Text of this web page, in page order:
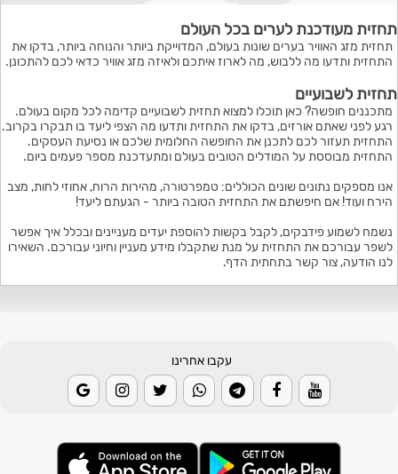
תחזית מעודכנת לערים בכל העולם
תחזית מזג האוויר בערים שונות בעולם, המדוייקת ביותר והנוחה ביותר, בדקו את
התחזית ותדעו מה ללבוש, מה לארוז איתכם ולאיזה מזג אוויר כדאי לכם להתכונן.
תחזית לשבועיים
מתכננים חופשה? כאן תוכלו למצוא תחזית לשבועיים קדימה לכל מקום בעולם.
רגע לפני שאתם אורזים, בדקו את התחזית ותדעו מה הצפי ליעד בו תבקרו בקרוב.
התחזית תעזור לכם לתכנן את החופשה החלומית שלכם או נסיעת העסקים.
התחזית מבוססת על המודלים הטובים בעולם ומתעדכנת מספר פעמים ביום.
אנו מספקים נתונים שונים הכוללים: טמפרטורה, מהירות הרוח, אחוזי לחות, מצב
הירח ועוד! אם חיפשתם את התחזית הטובה ביותר - הגעתם ליעד!
נשמח לשמוע פידבקים, לקבל בקשות להוספת יעדים מעניינים ובכלל איך אפשר
לשפר עבורכם את התחזית על מנת שתקבלו מידע מעניין וחיוני עבורכם. השאירו
לנו הודעה, צור קשר בתחתית הדף.
עקבו אחרינו